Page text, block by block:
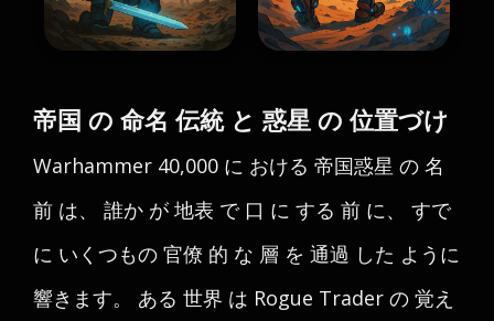
帝国 の 命名 伝統 と 惑星 の 位置づけ
Warhammer 40,000 に おける 帝国惑星 の 名
前 は、 誰か が 地表 で 口 に する 前 に、 すで
に いくつもの 官僚 的 な 層 を 通過 した ように
響きます。 ある 世界 は Rogue Trader の 覚え